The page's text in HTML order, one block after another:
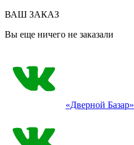
ВАШ ЗАКАЗ
Вы еще ничего не заказали
«Дверной Базар»